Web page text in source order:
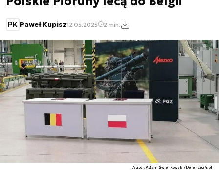
PK Paweł Kupisz12.05.2025 2 min.
Autor. Adam Świerkowski/Defence24.pl